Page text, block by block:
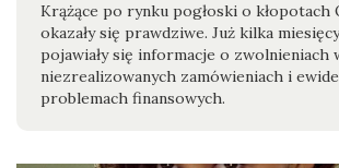
Krążące po rynku pogłoski o kłopotach
okazały się prawdziwe. Już kilka
pojawiały się informacje o zwolnieniach
niezrealizowanych zamówieniach i
problemach finansowych.